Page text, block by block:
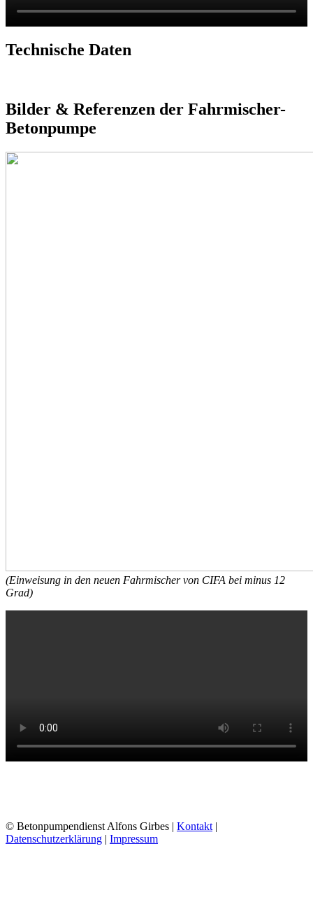
Technische Daten
Bilder & Referenzen der Fahrmischer-
Betonpumpe
(Einweisung in den neuen Fahrmischer von CIFA bei minus 12
Grad)
© Betonpumpendienst Alfons Girbes | Kontakt |
Datenschutzerklärung | Impressum